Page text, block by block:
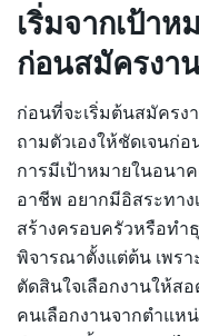
เริ่มจากเป้า
ก่อนสมัครงา
ก่อนที่จะเริ่มต้นสมัครง
ถามตัวเองให้ชัดเจนก่อ
การมีเป้าหมายในอนา
อาชีพ อยากมีอิสระทา
สร้างครอบครัวหรือทำ
พิจารณาตั้งแต่ต้น เพรา
ตัดสินใจเลือกงานให้ส
คนเลือกงานจากตำแห